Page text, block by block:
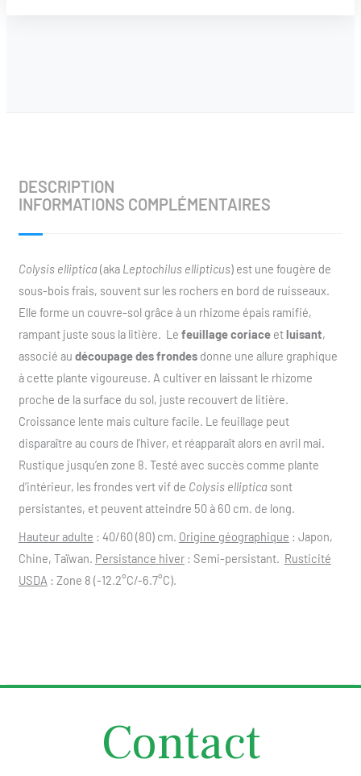
DESCRIPTION
INFORMATIONS COMPLÉMENTAIRES
Colysis elliptica (aka Leptochilus ellipticus) est une fougère de
sous-bois frais, souvent sur les rochers en bord de ruisseaux.
Elle forme un couvre-sol grâce à un rhizome épais ramifié,
rampant juste sous la litière. Le feuillage coriaceetluisant,
associé au découpage des frondesdonne une allure graphique
à cette plante vigoureuse. A cultiver en laissant le rhizome
proche de la surface du sol, juste recouvert de litière.
Croissance lente mais culture facile. Le feuillage peut
disparaître au cours de l’hiver, et réapparaît alors en avril mai.
Rustique jusqu’en zone 8. Testé avec succès comme plante
d’intérieur, les frondes vert vif de Colysis elliptica sont
persistantes, et peuvent atteindre 50 à 60 cm. de long.
Hauteur adulte : 40/60 (80) cm. Origine géographique : Japon,
Chine, Taïwan. Persistance hiver: Semi-persistant. Rusticité
USDA : Zone 8 (-12.2°C/-6.7°C).
Contact